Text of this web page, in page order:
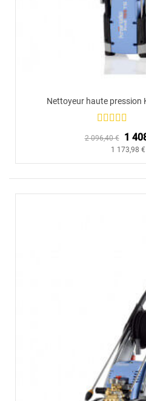
Nettoyeur haute pression
2 096,40 € 1
1 173,98